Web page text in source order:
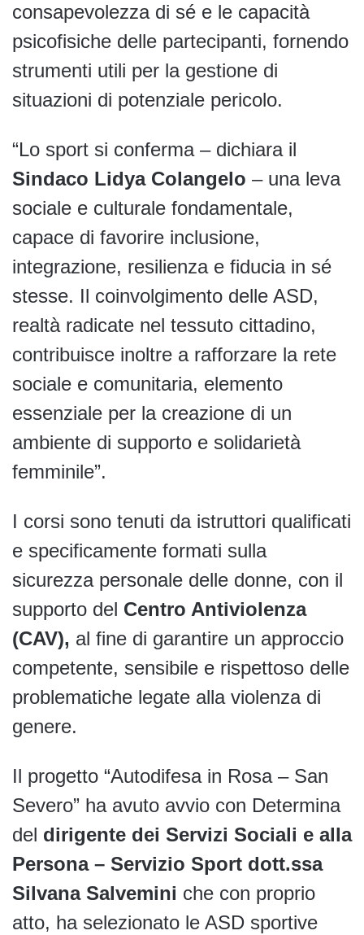
consapevolezza di sé e le capacità
psicofisiche delle partecipanti, fornendo
strumenti utili per la gestione di
situazioni di potenziale pericolo.
“Lo sport si conferma – dichiara il
Sindaco Lidya Colangelo – una leva
sociale e culturale fondamentale,
capace di favorire inclusione,
integrazione, resilienza e fiducia in sé
stesse. Il coinvolgimento delle ASD,
realtà radicate nel tessuto cittadino,
contribuisce inoltre a rafforzare la rete
sociale e comunitaria, elemento
essenziale per la creazione di un
ambiente di supporto e solidarietà
femminile”.
I corsi sono tenuti da istruttori qualificati
e specificamente formati sulla
sicurezza personale delle donne, con il
supporto del Centro Antiviolenza
(CAV), al fine di garantire un approccio
competente, sensibile e rispettoso delle
problematiche legate alla violenza di
genere.
Il progetto “Autodifesa in Rosa – San
Severo” ha avuto avvio con Determina
del dirigente dei Servizi Sociali e alla
Persona – Servizio Sport dott.ssa
Silvana Salvemini che con proprio
atto, ha selezionato le ASD sportive